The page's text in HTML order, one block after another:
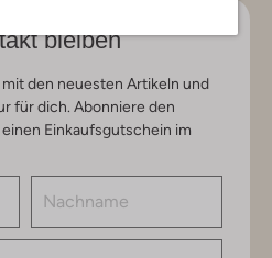
bleiben
den neuesten Artikeln und
für dich. Abonniere den
Einkaufsgutschein im